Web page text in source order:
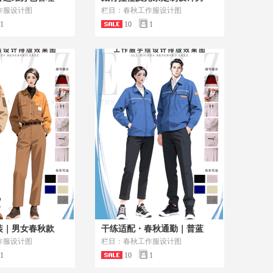
服设计图
栏目：春秋工作服设计图
10
1
｜男女春秋款
服设计图
干练适配・春秋通勤｜普蓝
栏目：春秋工作服设计图
10
1